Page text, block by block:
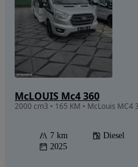
McLOUIS Mc4 360
2000 cm3 • 165 KM • McLouis MC4
7 km Diesel
2025